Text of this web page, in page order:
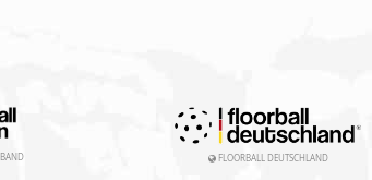
FLOORBALL DEUTSCHLAND